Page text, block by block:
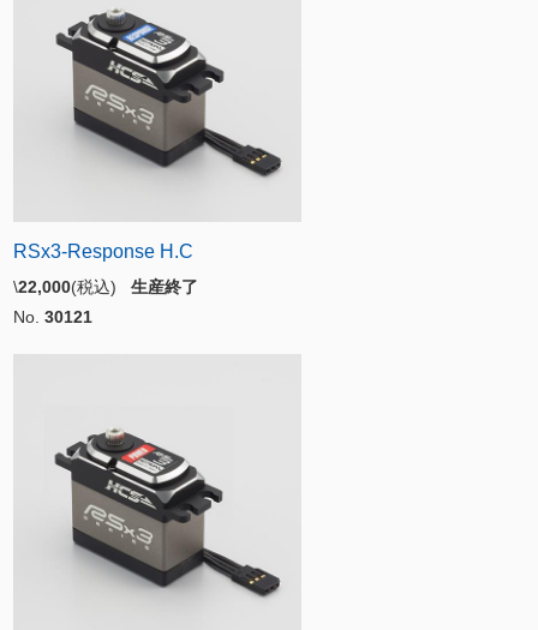
RSx3-Response H.C
\22,000(税込) 生産終了
No. 30121